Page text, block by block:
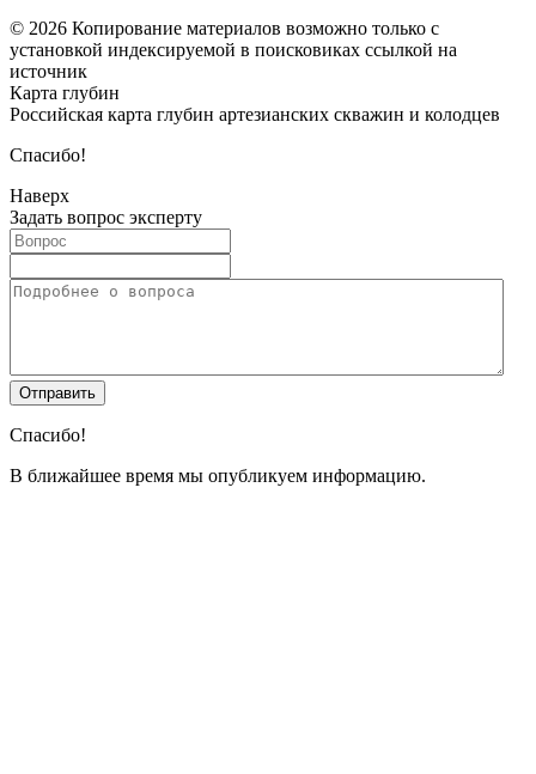
© 2026 Копирование материалов возможно только с
установкой индексируемой в поисковиках ссылкой на
источник
Карта глубин
Российская карта глубин артезианских скважин и колодцев
Спасибо!
Наверх
Задать вопрос эксперту
Спасибо!
В ближайшее время мы опубликуем информацию.